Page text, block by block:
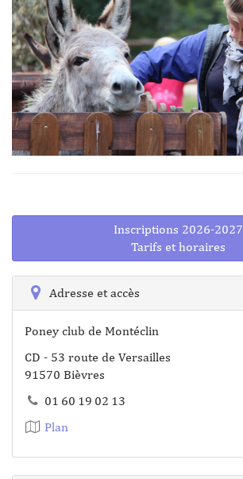
Inscriptions 2026-2027
Tarifs et horaires
Adresse et accès
Poney club de Montéclin
CD - 53 route de Versailles
91570 Bièvres
01 60 19 02 13
Plan